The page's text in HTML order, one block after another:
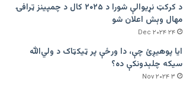
د کرکټ نړیوالې شورا د ۲۰۲۵ کال د چمپینز ټرافۍ
مهال وېش اعلان شو
۲۴ Dec ۲۰۲۴
ایا پوهیږئ چې، دا ورځې پر ټيکټاک د ولي‌الله
سیکه چلېدونکې ده؟
۳ Nov ۲۰۲۴